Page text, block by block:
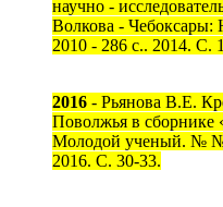
научно -
Волкова -
2010 - 286 с.. 2014. С.
2016 - Рьянова В.Е.
Поволжья в
Молодой ученый. №
2016. С. 30-33.